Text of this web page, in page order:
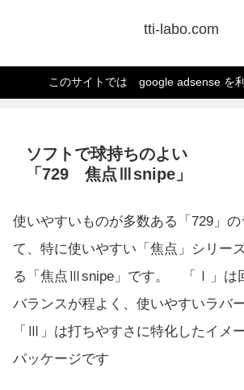
tti-labo.com
このサイトでは google adsense を
ソフトで球持ちのよい
「729 焦点Ⅲsnipe」
使いやすいものが多数ある「729」
て、特に使いやすい「焦点」シリー
る「焦点Ⅲsnipe」です。 「Ⅰ」は
バランスが程よく、使いやすいラバ
「Ⅲ」は打ちやすさに特化したイメ
パッケージです